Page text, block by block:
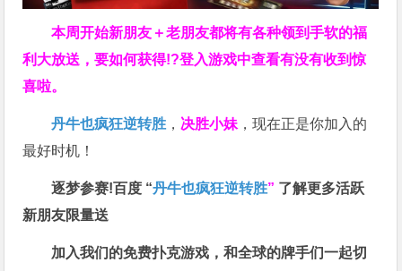
本周开始新朋友＋老朋友都将有各种领到手软的福
利大放送，要如何获得!?登入游戏中查看有没有收到惊
喜啦。
丹牛也疯狂逆转胜 ， 决胜小妹 ，现在正是你加入的
最好时机！
逐梦参赛!百度 “丹牛也疯狂逆转胜” 了解更多活跃
新朋友限量送
加入我们的免费扑克游戏，和全球的牌手们一起切